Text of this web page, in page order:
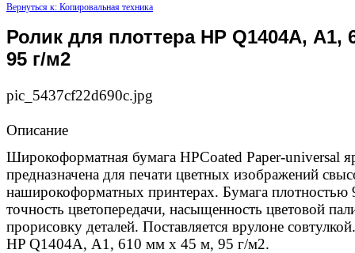
Вернуться к: Копировальная техника
Ролик для плоттера HP Q1404A, А1,
95 г/м2
pic_5437cf22d690c.jpg
Описание
Широкоформатная бумага HPCoated Paper-universal
предназначена для печати цветных изображений
наширокоформатных принтерах. Бумага плотностью
точность цветопередачи, насыщенность цветовой
прорисовку деталей. Поставляется врулоне
HP Q1404A, А1, 610 мм x 45 м, 95 г/м2.